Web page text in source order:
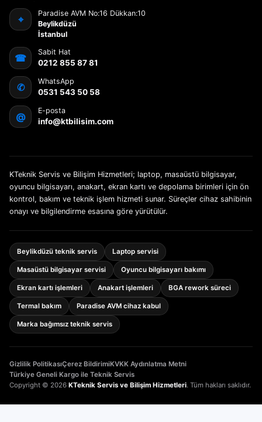
⌖
Paradise AVM No:16 Dükkan:10
Beylikdüzü
İstanbul
☎
Sabit Hat
0212 855 87 81
✆
WhatsApp
0531 543 50 58
@
E-posta
info@ktbilisim.com
KTeknik Servis ve Bilişim Hizmetleri; laptop, masaüstü bilgisayar,
oyuncu bilgisayarı, anakart, ekran kartı ve depolama birimleri için ön
kontrol, bakım ve teknik işlem hizmeti sunar. Süreçler cihaz sahibinin
onayı ve bilgilendirme esasına göre yürütülür.
Beylikdüzü teknik servis Laptop servisi
Masaüstü bilgisayar servisi Oyuncu bilgisayarı bakımı
Ekran kartı işlemleri Anakart işlemleri BGA rework süreci
Termal bakım Paradise AVM cihaz kabul
Marka bağımsız teknik servis
Copyright © 2026 KTeknik Servis ve Bilişim Hizmetleri. Tüm hakları saklıdır.
Gizlilik PolitikasıÇerez BildirimiKVKK Aydınlatma Metni
Türkiye Geneli Kargo ile Teknik Servis